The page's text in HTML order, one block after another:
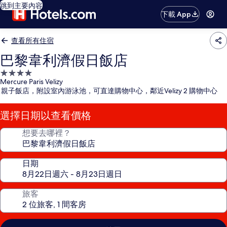
跳到主要內容
下載 App
查看所有住宿
巴黎韋利濟假日飯店
4.0
星
級
住
宿
Mercure Paris Velizy
親子飯店，附設室內游泳池，可直達購物中心，鄰近Velizy 2 購物中心
選擇日期以查看價格
想要去哪裡？
日期
旅客